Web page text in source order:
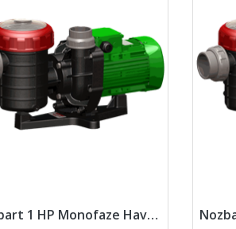
Nozbart 1 HP Monofaze Havuz Pompası